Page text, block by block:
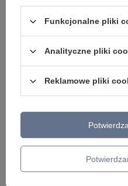
Potrzebujesz
chcesz lepszą cenę?
Napisz do nas - doradzimy,
dopasowaną do Ciebie..
Funkcjonalne pliki
Analityczne pliki
Reklamowe pliki